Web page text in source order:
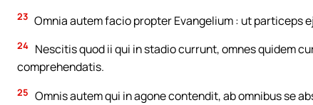
23 Omnia autem facio propter Evangelium : ut particeps
24 Nescitis quod ii qui in stadio currunt, omnes quidem
comprehendatis.
25 Omnis autem qui in agone contendit, ab omnibus se